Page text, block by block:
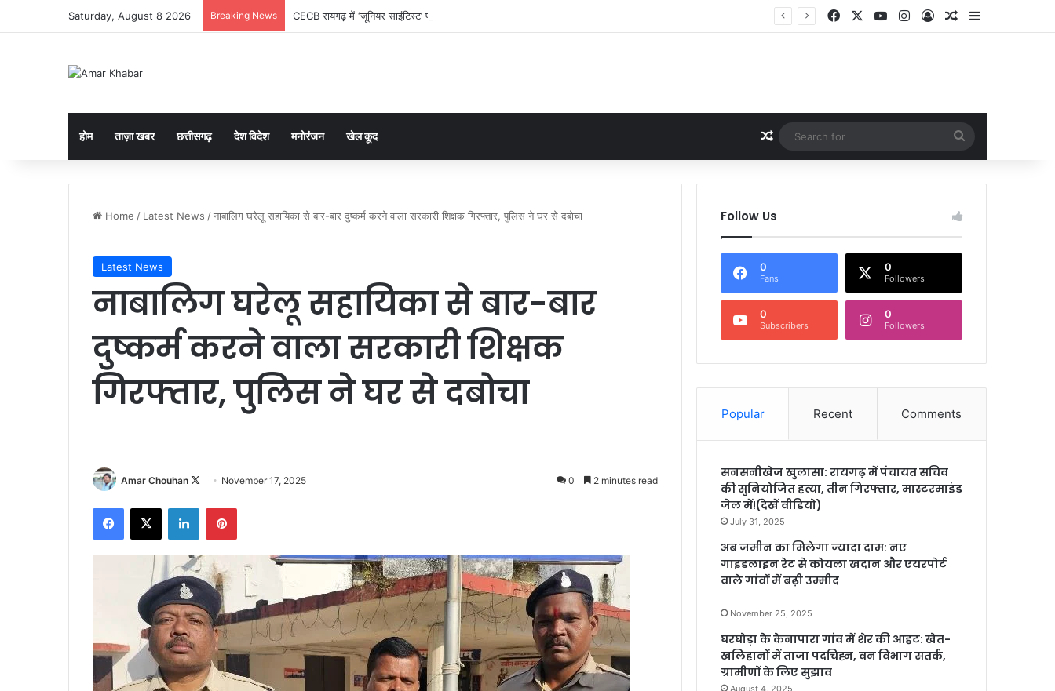
Saturday, August 8 2026 Breaking News CECB रायगढ़ में ‘जूनियर साइंटिस्ट’ पर सवालों की बौछार: CM तक पहुंची शिकायत, निष्पक्ष जांच और तबादले की मांग तेज FacebookYouTubeInstagram
Log InRandom Article
Sidebar
होम ताज़ा खबर छत्तीसगढ़ देश विदेश मनोरंजन खेल कूद Random Article
for
Home / Latest News /नाबालिग घरेलू सहायिका से बार-बार दुष्कर्म करने वाला सरकारी शिक्षक गिरफ्तार, पुलिस ने घर से दबोचा
Latest News
नाबालिग घरेलू सहायिका से बार-बार
दुष्कर्म करने वाला सरकारी शिक्षक
गिरफ्तार, पुलिस ने घर से दबोचा
Amar Chouhan
FollowNovember 17, 2025 0 2 minutes read
Facebook
X LinkedInPinterest
Follow Us
0
Fans
0
Followers
0
Subscribers
0
Followers
Popular Recent Comments
सनसनीखेज खुलासा: रायगढ़ में पंचायत सचिव
की सुनियोजित हत्या, तीन गिरफ्तार, मास्टरमाइंड
जेल में!(देखें वीडियो)
July 31, 2025
अब जमीन का मिलेगा ज्यादा दाम: नए
गाइडलाइन रेट से कोयला खदान और एयरपोर्ट
वाले गांवों में बढ़ी उम्मीद
November 25, 2025
घरघोड़ा के केनापारा गांव में शेर की आहट: खेत-
खलिहानों में ताजा पदचिह्न, वन विभाग सतर्क,
ग्रामीणों के लिए सुझाव
August 4, 2025